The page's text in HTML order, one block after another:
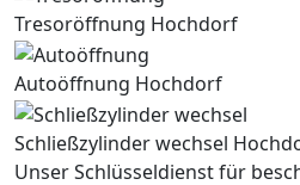
Tresoröffnung Hochdorf
Autoöffnung Hochdorf
Schließzylinder wechsel
Unser Schlüsseldienst für